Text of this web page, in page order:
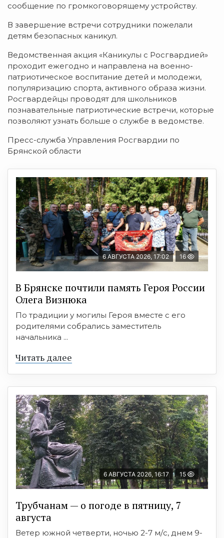
сообщение по громкоговорящему устройству.
В завершение встречи сотрудники пожелали
детям безопасных каникул.
Ведомственная акция «Каникулы с Росгвардией»
проходит ежегодно и направлена на военно-
патриотическое воспитание детей и молодежи,
популяризацию спорта, активного образа жизни.
Росгвардейцы проводят для школьников
познавательные патриотические встречи, которые
позволяют узнать больше о службе в ведомстве.
Пресс-служба Управления Росгвардии по
Брянской области
6 АВГУСТА 2026, 17:02 16
В Брянске почтили память Героя России
Олега Визнюка
По традиции у могилы Героя вместе с его
родителями собрались заместитель
начальника ...
Читать далее
6 АВГУСТА 2026, 16:17 15
Трубчанам — о погоде в пятницу, 7
августа
Ветер южной четверти, ночью 2-7 м/с, днем 9-